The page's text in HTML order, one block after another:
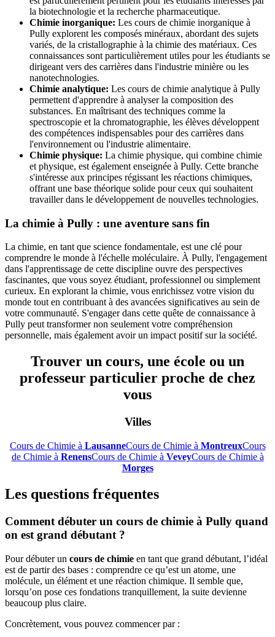
la biotechnologie et la recherche pharmaceutique.
Chimie inorganique: Les cours de chimie inorganique à
Pully explorent les composés minéraux, abordant des sujets
variés, de la cristallographie à la chimie des matériaux. Ces
connaissances sont particulièrement utiles pour les étudiants se
dirigeant vers des carrières dans l'industrie minière ou les
nanotechnologies.
Chimie analytique: Les cours de chimie analytique à Pully
permettent d'apprendre à analyser la composition des
substances. En maîtrisant des techniques comme la
spectroscopie et la chromatographie, les élèves développent
des compétences indispensables pour des carrières dans
l'environnement ou l'industrie alimentaire.
Chimie physique: La chimie physique, qui combine chimie
et physique, est également enseignée à Pully. Cette branche
s'intéresse aux principes régissant les réactions chimiques,
offrant une base théorique solide pour ceux qui souhaitent
travailler dans le développement de nouvelles technologies.
La chimie à Pully : une aventure sans fin
La chimie, en tant que science fondamentale, est une clé pour
comprendre le monde à l'échelle moléculaire. À Pully, l'engagement
dans l'apprentissage de cette discipline ouvre des perspectives
fascinantes, que vous soyez étudiant, professionnel ou simplement
curieux. En explorant la chimie, vous enrichissez votre vision du
monde tout en contribuant à des avancées significatives au sein de
votre communauté. S'engager dans cette quête de connaissance à
Pully peut transformer non seulement votre compréhension
personnelle, mais également avoir un impact positif sur la société.
Trouver un cours, une école ou un
professeur particulier proche de chez
vous
Villes
Cours de Chimie à LausanneCours de Chimie à MontreuxCours
de Chimie à RenensCours de Chimie à VeveyCours de Chimie à
Morges
Les questions fréquentes
Comment débuter un cours de chimie à Pully quand
on est grand débutant ?
Pour débuter un cours de chimie en tant que grand débutant, l’idéal
est de partir des bases : comprendre ce qu’est un atome, une
molécule, un élément et une réaction chimique. Il semble que,
lorsqu’on pose ces fondations tranquillement, la suite devienne
beaucoup plus claire.
Concrètement, vous pouvez commencer par :